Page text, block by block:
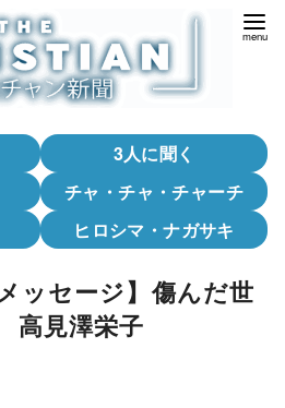
3人に聞く
チャ・チャ・チャーチ
ヒロシマ・ナガサキ
ッセージ】傷んだ世
見澤栄子